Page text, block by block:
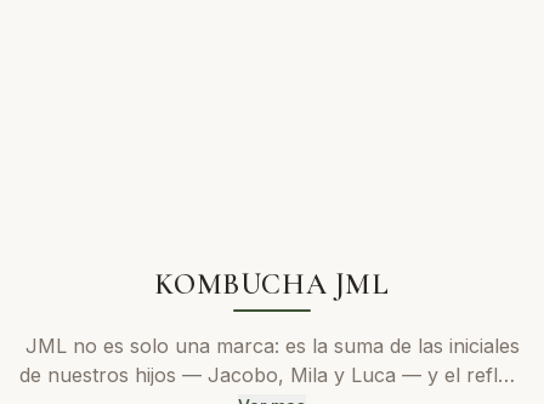
KOMBUCHA JML
JML no es solo una marca: es la suma de las iniciales
de nuestros hijos — Jacobo, Mila y Luca — y el reflejo